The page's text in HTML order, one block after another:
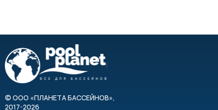
© ООО «ПЛАНЕТА БАССЕЙНОВ»,
2017-2026